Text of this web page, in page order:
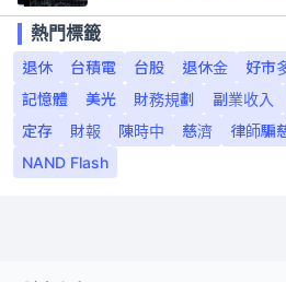
熱門標籤
退休
台積電 台股 退休金 好市
記憶體
美光 財務規劃 副業收入
定存
財報 陳時中 慈濟 律師騙
NAND Flash